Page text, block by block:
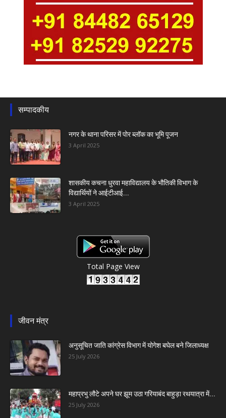
सम्पादकीय
नगर के थाना परिसर में पोर ब्लॉक का भूमि पूजन
3 April 2025
शासकीय कचना धुरवा महाविद्यालय के भौतिकी विभाग के
विद्यार्थियों ने आईटीआई...
3 April 2025
Total Page View
जीवन मंत्र
अनुसूचित जाति कांग्रेस विभाग में योगेश बघेल बने जिलाध्यक्ष
25 July 2026
महाप्रभु लौटे अपने घर झूम उठा गरियाबंद बाहुड़ा रथयात्रा में...
25 July 2026